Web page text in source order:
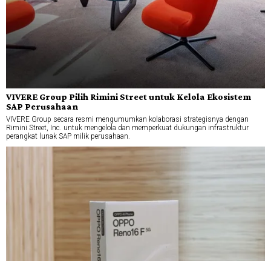
VIVERE Group Pilih Rimini Street untuk Kelola Ekosistem
SAP Perusahaan
VIVERE Group secara resmi mengumumkan kolaborasi strategisnya dengan
Rimini Street, Inc. untuk mengelola dan memperkuat dukungan infrastruktur
perangkat lunak SAP milik perusahaan.